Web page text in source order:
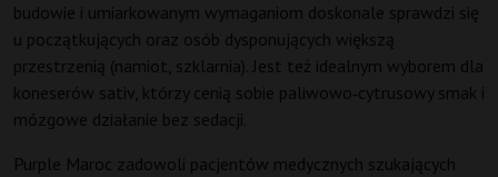
budowie i umiarkowanym wymaganiom doskonale sprawdzi się
u początkujących oraz osób dysponujących większą
przestrzenią (namiot, szklarnia). Jest też idealnym wyborem dla
koneserów sativ, którzy cenią sobie paliwowo‑cytrusowy smak i
mózgowe działanie bez sedacji.
Purple Maroc zadowoli pacjentów medycznych szukających